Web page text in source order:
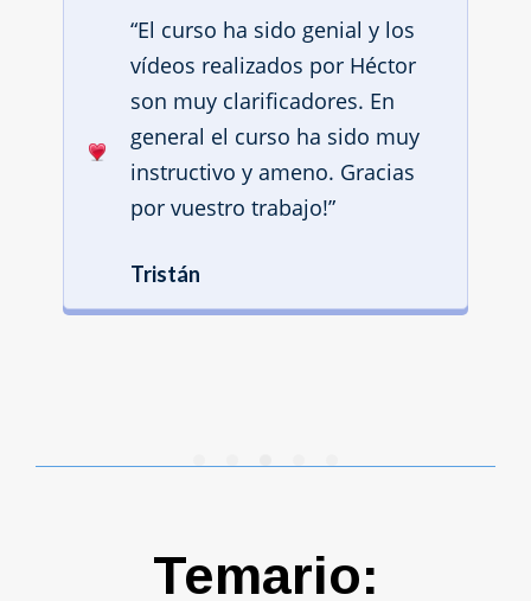
“El curso ha sido genial y los
vídeos realizados por Héctor
son muy clarificadores. En
general el curso ha sido muy
instructivo y ameno. Gracias
por vuestro trabajo!”
Tristán
Temario: